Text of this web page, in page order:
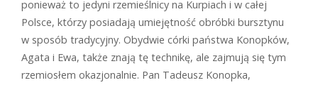
ponieważ to jedyni rzemieślnicy na Kurpiach i w całej
Polsce, którzy posiadają umiejętność obróbki bursztynu
w sposób tradycyjny. Obydwie córki państwa Konopków,
Agata i Ewa, także znają tę technikę, ale zajmują się tym
rzemiosłem okazjonalnie. Pan Tadeusz Konopka,